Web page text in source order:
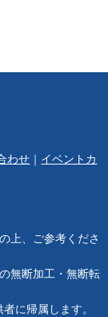
わせ
イベントカ
上、ご参考くださ
無断加工・無断転
に帰属します。